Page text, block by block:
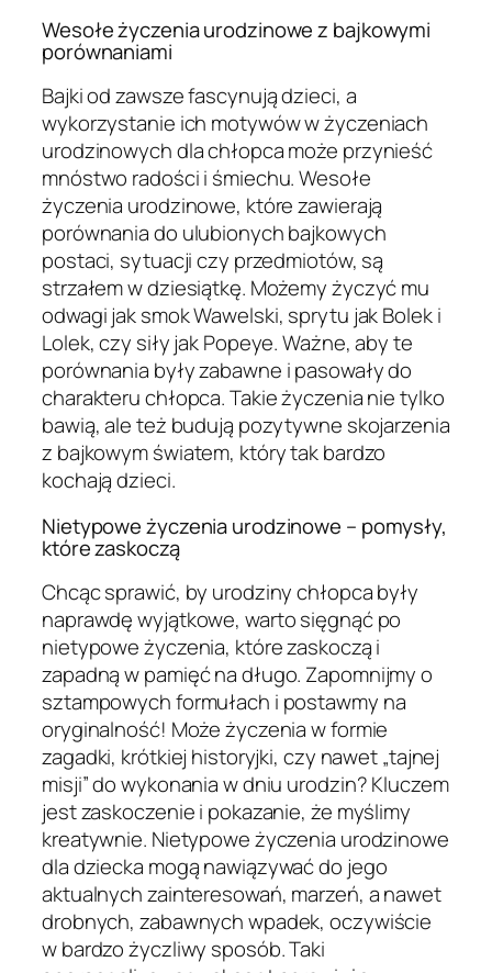
Wesołe życzenia urodzinowe z bajkowymi
porównaniami
Bajki od zawsze fascynują dzieci, a
wykorzystanie ich motywów w życzeniach
urodzinowych dla chłopca może przynieść
mnóstwo radości i śmiechu. Wesołe
życzenia urodzinowe, które zawierają
porównania do ulubionych bajkowych
postaci, sytuacji czy przedmiotów, są
strzałem w dziesiątkę. Możemy życzyć mu
odwagi jak smok Wawelski, sprytu jak Bolek i
Lolek, czy siły jak Popeye. Ważne, aby te
porównania były zabawne i pasowały do
charakteru chłopca. Takie życzenia nie tylko
bawią, ale też budują pozytywne skojarzenia
z bajkowym światem, który tak bardzo
kochają dzieci.
Nietypowe życzenia urodzinowe – pomysły,
które zaskoczą
Chcąc sprawić, by urodziny chłopca były
naprawdę wyjątkowe, warto sięgnąć po
nietypowe życzenia, które zaskoczą i
zapadną w pamięć na długo. Zapomnijmy o
sztampowych formułach i postawmy na
oryginalność! Może życzenia w formie
zagadki, krótkiej historyjki, czy nawet „tajnej
misji” do wykonania w dniu urodzin? Kluczem
jest zaskoczenie i pokazanie, że myślimy
kreatywnie. Nietypowe życzenia urodzinowe
dla dziecka mogą nawiązywać do jego
aktualnych zainteresowań, marzeń, a nawet
drobnych, zabawnych wpadek, oczywiście
w bardzo życzliwy sposób. Taki